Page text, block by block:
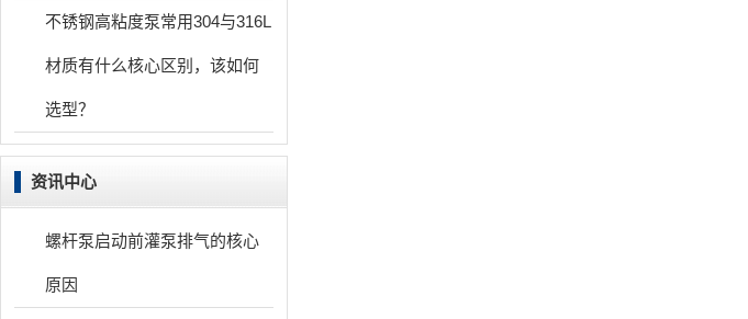
不锈钢高粘度泵常用304与316L
材质有什么核心区别，该如何
选型？
资讯中心
螺杆泵启动前灌泵排气的核心
原因